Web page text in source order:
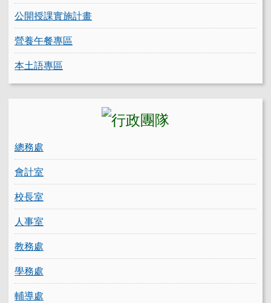
公開授課實施計畫
營養午餐專區
本土語專區
總務處
會計室
校長室
人事室
教務處
學務處
輔導處